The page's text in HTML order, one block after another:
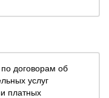
договорам об
услуг
платных